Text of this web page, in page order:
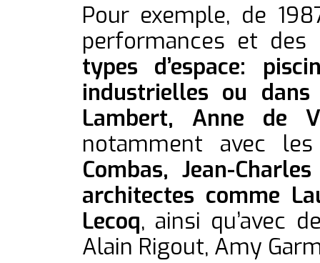
Pour exemple, de
performances et
types d’espace:
industrielles ou dans
Lambert, Anne de
notamment avec
Combas, Jean-
architectes comme
Lecoq, ainsi qu’avec
Alain Rigout, Amy